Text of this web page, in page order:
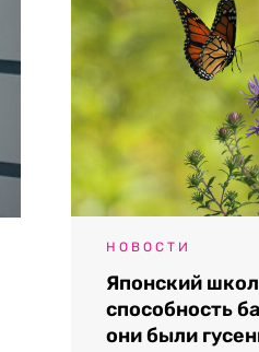
НОВОСТИ
Японский
способность
они были